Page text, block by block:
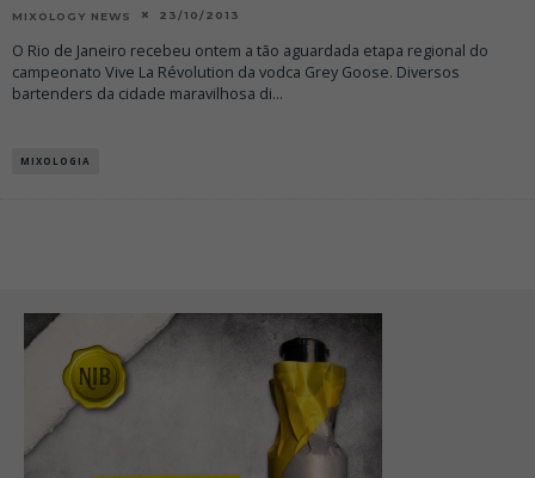
MIXOLOGY NEWS 23/10/2013
O Rio de Janeiro recebeu ontem a tão aguardada etapa regional do
campeonato Vive La Révolution da vodca Grey Goose. Diversos
bartenders da cidade maravilhosa di...
MIXOLOGIA